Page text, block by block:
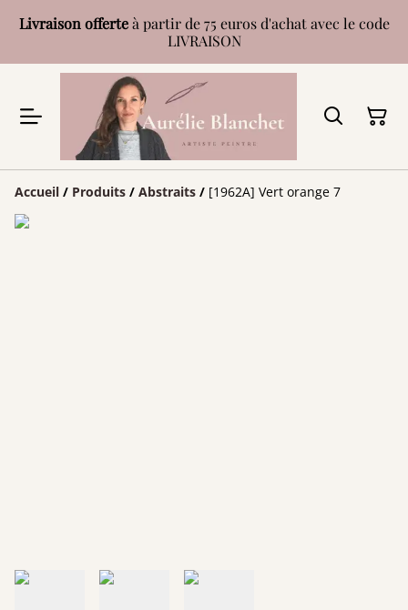
Livraison offerteà partir de 75 euros d'achat avec le code
LIVRAISON
Accueil / Produits / Abstraits / [1962A] Vert orange 7